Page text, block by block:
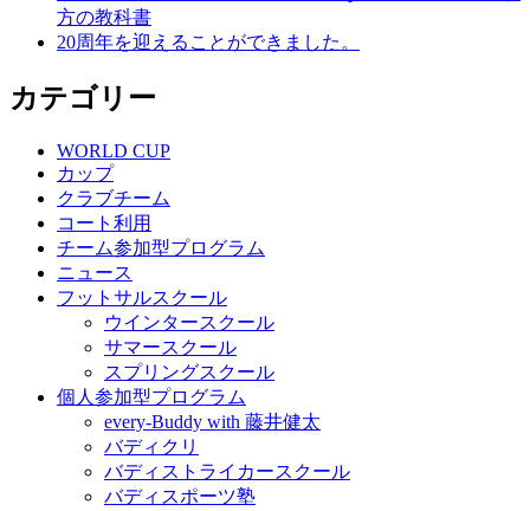
方の教科書
20周年を迎えることができました。
カテゴリー
WORLD CUP
カップ
クラブチーム
コート利用
チーム参加型プログラム
ニュース
フットサルスクール
ウインタースクール
サマースクール
スプリングスクール
個人参加型プログラム
every-Buddy with 藤井健太
バディクリ
バディストライカースクール
バディスポーツ塾